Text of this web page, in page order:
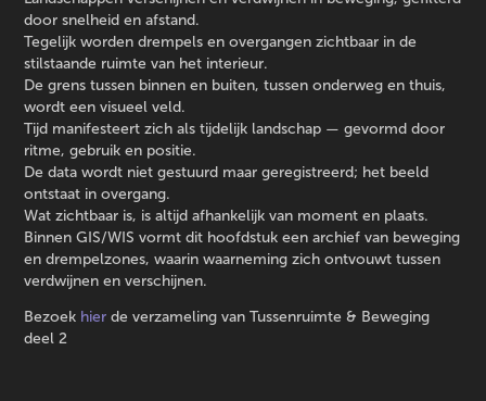
door snelheid en afstand.
Tegelijk worden drempels en overgangen zichtbaar in de
stilstaande ruimte van het interieur.
De grens tussen binnen en buiten, tussen onderweg en thuis,
wordt een visueel veld.
Tijd manifesteert zich als tijdelijk landschap — gevormd door
ritme, gebruik en positie.
De data wordt niet gestuurd maar geregistreerd; het beeld
ontstaat in overgang.
Wat zichtbaar is, is altijd afhankelijk van moment en plaats.
Binnen GIS/WIS vormt dit hoofdstuk een archief van beweging
en drempelzones, waarin waarneming zich ontvouwt tussen
verdwijnen en verschijnen.
Bezoek hier de verzameling van Tussenruimte & Beweging
deel 2